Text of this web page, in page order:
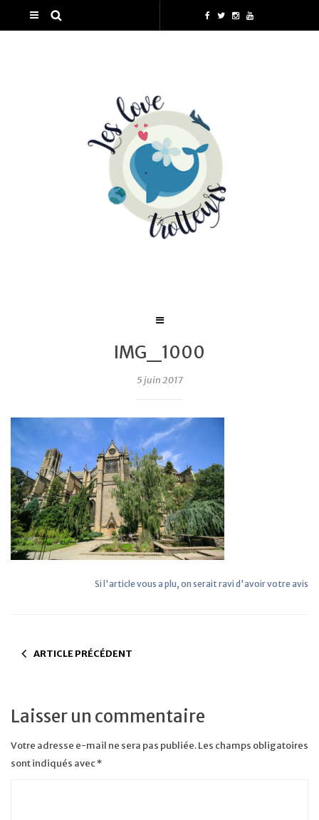
IMG_1000
5 juin 2017
Si l'article vous a plu, on serait ravi d'avoir votre avis
ARTICLE PRÉCÉDENT
Laisser un commentaire
Votre adresse e-mail ne sera pas publiée.Les champs obligatoires
sont indiqués avec*